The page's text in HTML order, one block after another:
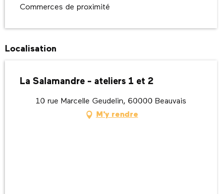
Commerces de proximité
Localisation
La Salamandre - ateliers 1 et 2
10 rue Marcelle Geudelin, 60000 Beauvais
M'y rendre